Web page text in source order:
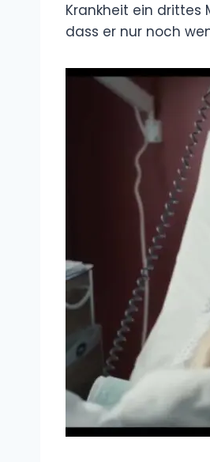
Krankheit ein drittes
dass er nur noch